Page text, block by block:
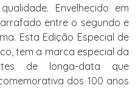
Envelhecido em
entre o segundo e
Esta Edição Especial de
tem a marca especial da
de longa-data que
dos 100 anos